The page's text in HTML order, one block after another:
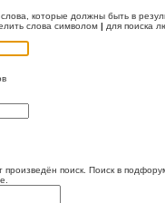
слова, которые должны быть в
слова символом | для поиска
поиск. Поиск в